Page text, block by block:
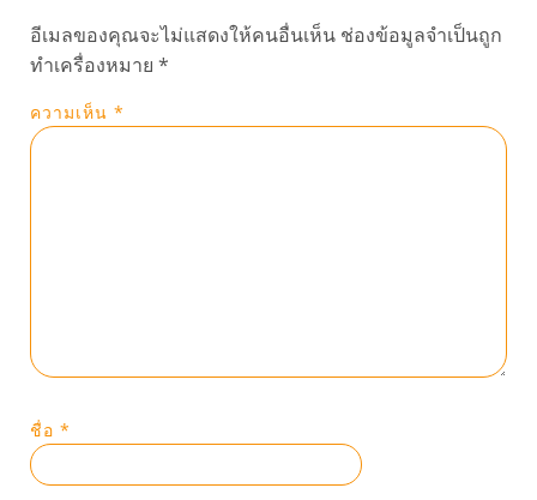
อีเมลของคุณจะไม่แสดงให้คนอื่นเห็น ช่องข้อมูลจำเป็นถูก
ทำเครื่องหมาย *
ความเห็น *
ชื่อ *